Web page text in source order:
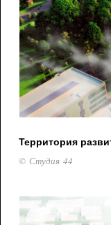
Территория
© Студия 44